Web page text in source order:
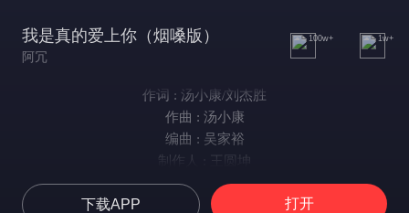
我是真的爱上你（烟嗓版）
阿冗
100w+ 1w+
作词 : 汤小康/刘杰胜
作曲 : 汤小康
编曲 : 吴家裕
制作人 : 王圆坤
原唱：王杰
你有一双会说话的眼睛
下载APP 打开